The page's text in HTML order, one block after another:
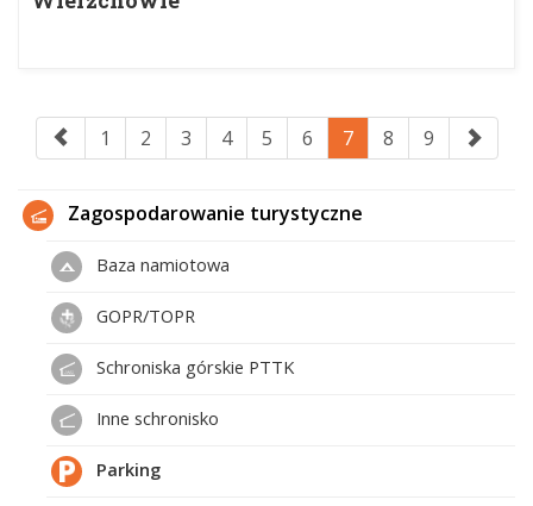
1 2 3 4 5 6 7 8 9
Zagospodarowanie turystyczne
Baza namiotowa
GOPR/TOPR
Schroniska górskie PTTK
Inne schronisko
Parking